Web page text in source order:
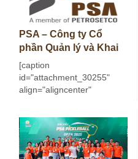
PSA – Công ty Cổ
phần Quản lý và Khai
thác Tài sản Dầu khí…
[caption
id="attachment_30255"
align="aligncenter"
phần Quản lý và Khai thác
Tài sản Dầu…